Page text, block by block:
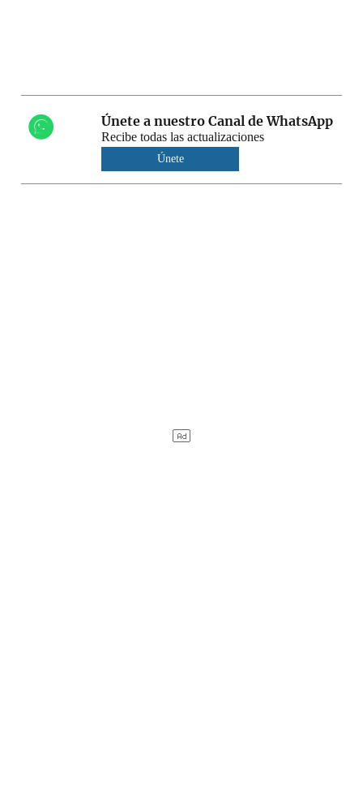
Únete a nuestro Canal de WhatsApp
Recibe todas las actualizaciones
Únete